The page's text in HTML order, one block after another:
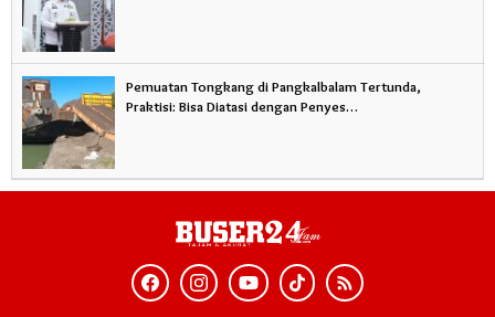
Pemuatan Tongkang di Pangkalbalam Tertunda,
Praktisi: Bisa Diatasi dengan Penyes…